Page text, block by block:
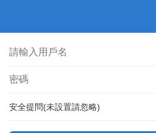
安全提問(未設置請忽略)